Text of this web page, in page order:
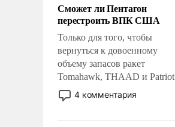
Сможет ли Пентагон
перестроить ВПК США
Только для того, чтобы
вернуться к довоенному
объему запасов ракет
Tomahawk, THAAD и Patriot
США потребуется более трех
лет. Даже небольшая война с
4 комментария